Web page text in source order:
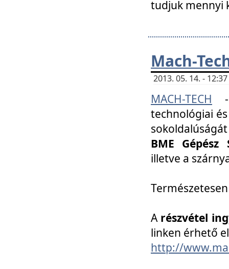
tudjuk mennyi
Mach-
2013. 05. 14. -
MACH-TECH
technológiai
BME
illetve a
A részvétel
linken érhető
http://